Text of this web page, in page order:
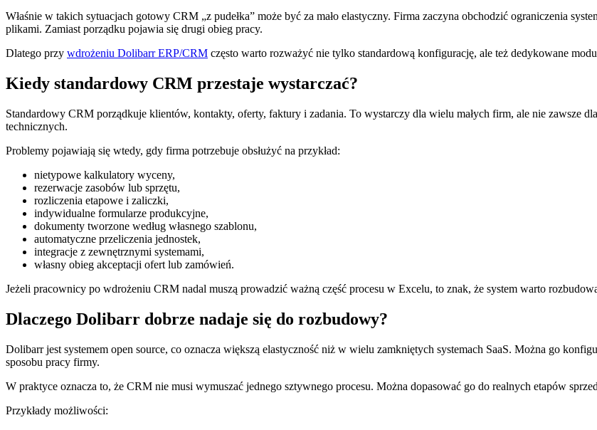
Właśnie w takich sytuacjach gotowy CRM „z pudełka” może być za mało elastyczny. Firma zaczyna obchodzić ograniczenia
plikami. Zamiast porządku pojawia się drugi obieg pracy.
Dlatego przy wdrożeniu Dolibarr ERP/CRM często warto rozważyć nie tylko standardową konfigurację, ale też dedykowane
Kiedy standardowy CRM przestaje wystarczać?
Standardowy CRM porządkuje klientów, kontakty, oferty, faktury i zadania. To wystarczy dla wielu małych firm, ale nie zawsze
technicznych.
Problemy pojawiają się wtedy, gdy firma potrzebuje obsłużyć na przykład:
nietypowe kalkulatory wyceny,
rezerwacje zasobów lub sprzętu,
rozliczenia etapowe i zaliczki,
indywidualne formularze produkcyjne,
dokumenty tworzone według własnego szablonu,
automatyczne przeliczenia jednostek,
integracje z zewnętrznymi systemami,
własny obieg akceptacji ofert lub zamówień.
Jeżeli pracownicy po wdrożeniu CRM nadal muszą prowadzić ważną część procesu w Excelu, to znak, że system warto
Dlaczego Dolibarr dobrze nadaje się do rozbudowy?
Dolibarr jest systemem open source, co oznacza większą elastyczność niż w wielu zamkniętych systemach SaaS. Można go
sposobu pracy firmy.
W praktyce oznacza to, że CRM nie musi wymuszać jednego sztywnego procesu. Można dopasować go do realnych etapów
Przykłady możliwości: